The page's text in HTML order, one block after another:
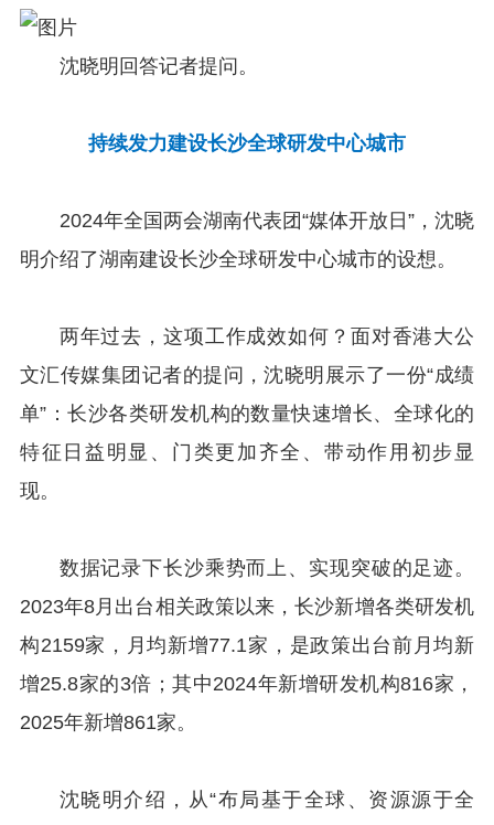
沈晓明回答记者提问。
持续发力建设长沙全球研发中心城市
2024年全国两会湖南代表团“媒体开放日”，沈晓
明介绍了湖南建设长沙全球研发中心城市的设想。
两年过去，这项工作成效如何？面对香港大公
文汇传媒集团记者的提问，沈晓明展示了一份“成绩
单”：长沙各类研发机构的数量快速增长、全球化的
特征日益明显、门类更加齐全、带动作用初步显
现。
数据记录下长沙乘势而上、实现突破的足迹。
2023年8月出台相关政策以来，长沙新增各类研发机
构2159家，月均新增77.1家，是政策出台前月均新
增25.8家的3倍；其中2024年新增研发机构816家，
2025年新增861家。
沈晓明介绍，从“布局基于全球、资源源于全